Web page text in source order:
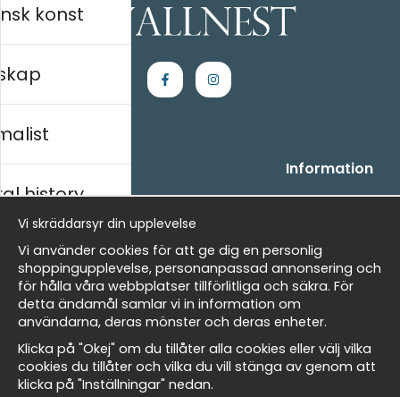
Handla
- Frågor? Vi hjälper dig gärna.
- När du handlar hos oss
- Returer och återbetalningar
- Leverans - enkelt, snabbt &amp; gratis
- Cookies på Wallnest
- Här hittar du dina sparade favoriter
Information
Vi är Wallnest
Nyhetsbrev
Få våra bästa erbjudanden och nyheter!
konst
history
Vi skräddarsyr din upplevelse
Vi använder cookies för att ge dig en personlig
shoppingupplevelse, personanpassad annonsering och
för hålla våra webbplatser tillförlitliga och säkra. För
detta ändamål samlar vi in information om
användarna, deras mönster och deras enheter.
Klicka på "Okej" om du tillåter alla cookies eller välj vilka
cookies du tillåter och vilka du vill stänga av genom att
klicka på "Inställningar" nedan.